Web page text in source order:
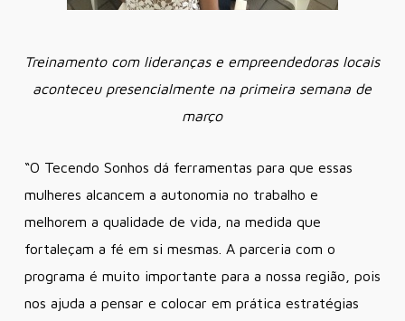
Treinamento com lideranças e empreendedoras locais
aconteceu presencialmente na primeira semana de
março
“O Tecendo Sonhos dá ferramentas para que essas
mulheres alcancem a autonomia no trabalho e
melhorem a qualidade de vida, na medida que
fortaleçam a fé em si mesmas. A parceria com o
programa é muito importante para a nossa região, pois
nos ajuda a pensar e colocar em prática estratégias